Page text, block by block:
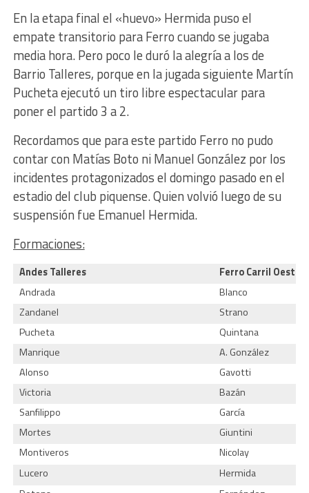
En la etapa final el «huevo» Hermida puso el
empate transitorio para Ferro cuando se jugaba
media hora. Pero poco le duró la alegría a los de
Barrio Talleres, porque en la jugada siguiente Martín
Pucheta ejecutó un tiro libre espectacular para
poner el partido 3 a 2.
Recordamos que para este partido Ferro no pudo
contar con Matías Boto ni Manuel González por los
incidentes protagonizados el domingo pasado en el
estadio del club piquense. Quien volvió luego de su
suspensión fue Emanuel Hermida.
Formaciones:
Andes Talleres
Ferro Carril Oeste
Andrada
Blanco
Zandanel
Strano
Pucheta
Quintana
Manrique
A. González
Alonso
Gavotti
Victoria
Bazán
Sanfilippo
García
Mortes
Giuntini
Montiveros
Nicolay
Lucero
Hermida